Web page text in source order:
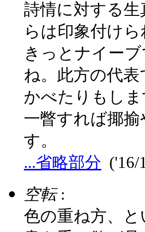
詩情に対する
らは印象付けら
きっとナイー
ね。此方の代
かべたりもしま
一瞥すれば揶
す。
...省略部分 ('16/
空転:
色の重ね方、